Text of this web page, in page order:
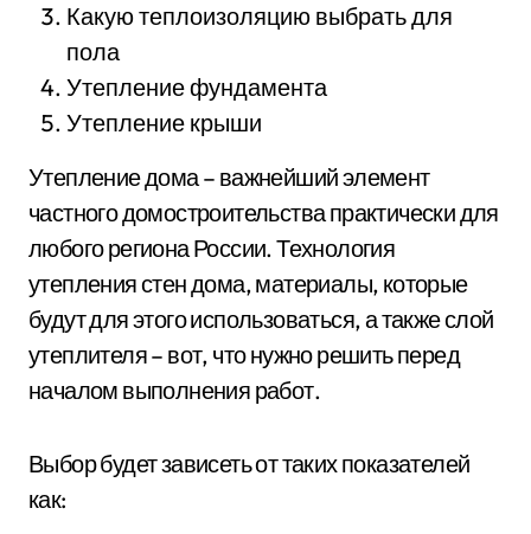
Какую теплоизоляцию выбрать для
пола
Утепление фундамента
Утепление крыши
Утепление дома – важнейший элемент
частного домостроительства практически для
любого региона России. Технология
утепления стен дома, материалы, которые
будут для этого использоваться, а также слой
утеплителя – вот, что нужно решить перед
началом выполнения работ.
Выбор будет зависеть от таких показателей
как: